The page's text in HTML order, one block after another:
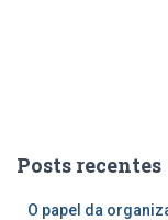
Posts recentes
O papel da